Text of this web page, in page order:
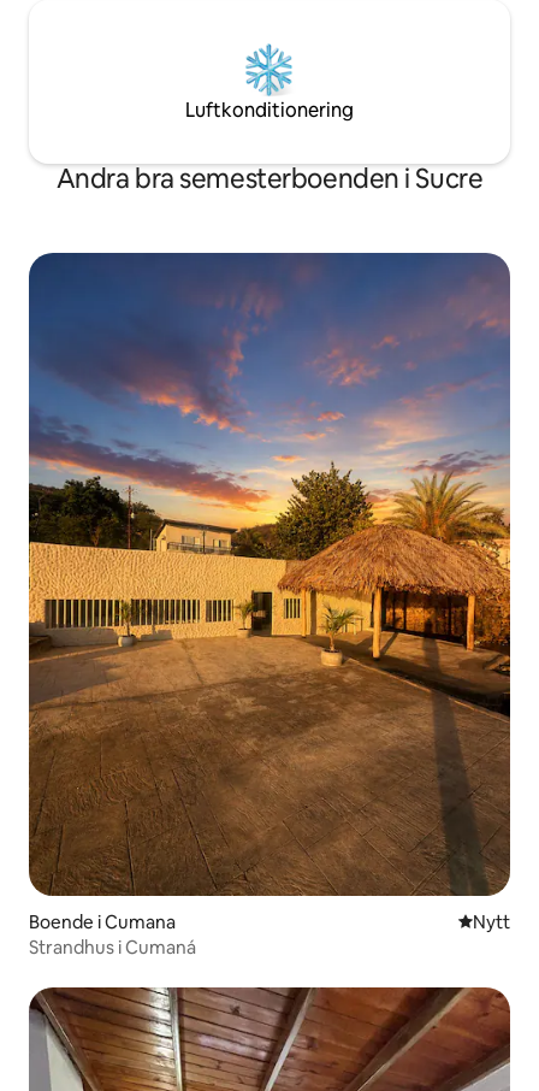
Luftkonditionering
Andra bra semesterboenden i Sucre
Boende i Cumana NyttNytt
Strandhus i Cumaná